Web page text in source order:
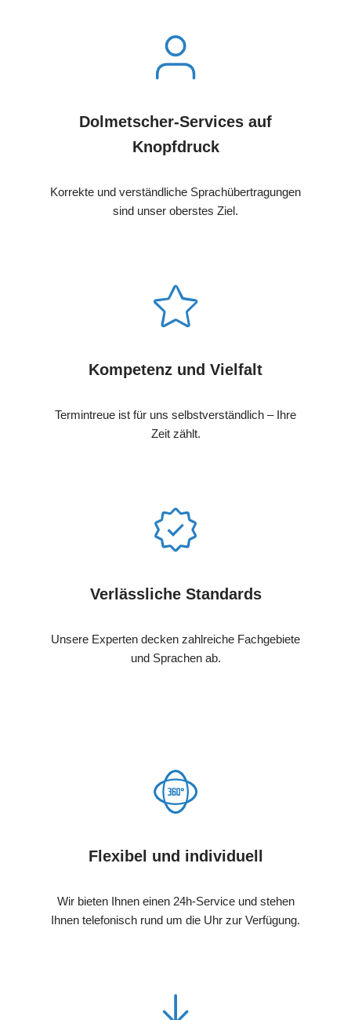
Dolmetscher-Services auf
Knopfdruck
Korrekte und verständliche Sprachübertragungen
sind unser oberstes Ziel.
Kompetenz und Vielfalt
Termintreue ist für uns selbstverständlich – Ihre
Zeit zählt.
Verlässliche Standards
Unsere Experten decken zahlreiche Fachgebiete
und Sprachen ab.
Flexibel und individuell
Wir bieten Ihnen einen 24h-Service und stehen
Ihnen telefonisch rund um die Uhr zur Verfügung.